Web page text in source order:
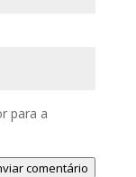
para a
comentário